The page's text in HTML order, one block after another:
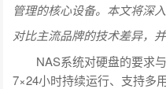
管理的核心设备。本文将深
对比主流品牌的技术差异，
NAS系统对硬盘的要求
7×24小时持续运行、支持多